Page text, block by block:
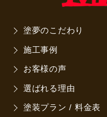
塗夢のこだわり
施工事例
お客様の声
選ばれる理由
塗装プラン / 料金表